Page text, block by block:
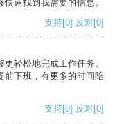
速找到我需要的信息。
支持[0] 反对[0]
轻松地完成工作任务。
前下班，有更多的时间陪
支持[0] 反对[0]